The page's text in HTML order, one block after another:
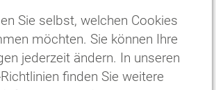
Sie selbst, welchen Cookies
möchten. Sie können Ihre
jederzeit ändern. In unseren
finden Sie weitere